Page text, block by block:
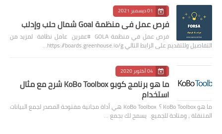
01 ديسمبر 2021
فرص عمل في منظمة Goal شمال حلب وإدلب
فرص عمل في منظمة GOLA #عفرين عامل نظافة لمزيد من
التفاصيل وللتقديم على الرابط التالي https://boards.greenhouse.io/g…
04 أكتوبر 2020
ما هو برنامج كوبو KoBo Toolbox شرح مع مثال
استخدام
ما هو KoBo Toolbox ؟ KoBo Toolbox هي أداة مجانية مفتوحة المصدر لجمع البيانات
المتنقلة ، ومتاحة للجميع. يسمح لك بجمع …